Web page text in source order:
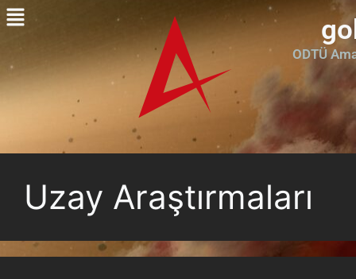
ODTÜ
Uzay Araştırmaları